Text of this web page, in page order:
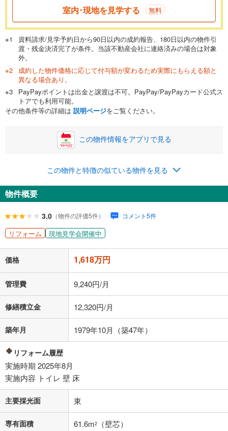
一般的には最長35年まで借り入れ可能です。多くの金融機関
が完済時の年齢は80歳までを条件としています。
閉じる
頭金 万円
0万円 1,618万円
自己資金から住宅購入にかけられる金額を入力してくださ
い。一般的には物件価格の2割までが目安です。
閉じる
ボーナス
万円
0円
ナス時の増額分（1回分）を入力してください。
ボーナス払いの限度額は金融機関によって異なります。
閉じる
月々の返済額
ローン返済額 42,000円（頭金比率 0%）
「金利」については、ご利用を予定されている金融機関等にご確認の
上、ご自身での入力をお願いいたします。初期設定で自動入力されてい
済方法「元利均等返済」にて算出しております。入力された金利を35年
適用した場合の計算結果を表示しています。
その他月額費用や、初期費用がかかります。ご注意ください。実際にお
借り入れの際は各金融機関等に、必ずご自身でご確認をお願いいたしま
す。
条件によってお借り入れができないことがあります。
不動産会社に購入相談をする
閉じる
室内･現地を見学する 無料
資料請求/見学予約日から90日以内の成約報告、180日以内の物件引
渡・残金決済完了が条件。当該不動産会社に連絡済みの場合は対象
外。
成約した物件価格に応じて付与額が変わるため実際にもらえる額と
異なる場合あり。
PayPayポイントは出金と譲渡は不可。PayPay/PayPayカード公式ス
トアでも利用可能。
その他条件等の詳細は 説明ページをご覧ください。
この物件情報をアプリで見る
この物件と特徴の似ている物件を見る
物件概要
3.0 （物件の評価5件） コメント5件
リフォーム 現地見学会開催中
価格 1,618万円
管理費 9,240円/月
修繕積立金 12,320円/月
築年月 1979年10月（築47年）
リフォーム履歴
実施時期 2025年8月
実施内容 トイレ 壁 床
主要採光面 東
専有面積 61.6m2 （壁芯）